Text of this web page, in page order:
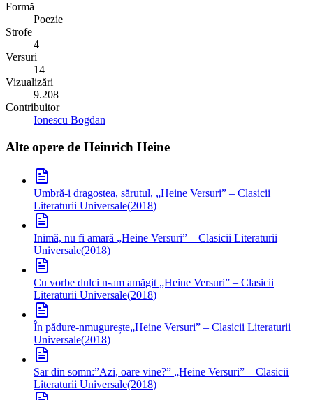
Formă
Poezie
Strofe
4
Versuri
14
Vizualizări
9.208
Contribuitor
Ionescu Bogdan
Alte opere de Heinrich Heine
Umbră-i dragostea, sărutul, „Heine Versuri” – Clasicii
Literaturii Universale(2018)
Inimă, nu fi amară „Heine Versuri” – Clasicii Literaturii
Universale(2018)
Cu vorbe dulci n-am amăgit „Heine Versuri” – Clasicii
Literaturii Universale(2018)
În pădure-nmugurește„Heine Versuri” – Clasicii Literaturii
Universale(2018)
Sar din somn:”Azi, oare vine?” „Heine Versuri” – Clasicii
Literaturii Universale(2018)